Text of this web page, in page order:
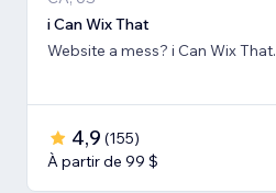
i Can Wix That
Website a mess? i Can Wix That.
4,9 (155)
À partir de 99 $